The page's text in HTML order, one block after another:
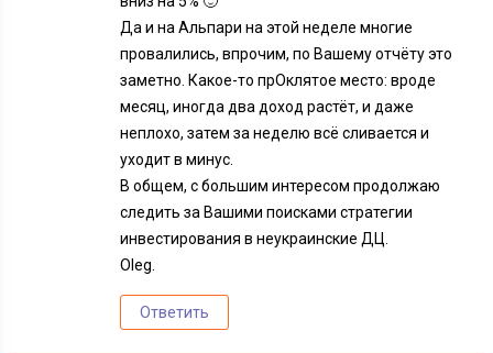
Да и на Альпари на этой неделе многие
провалились, впрочим, по Вашему отчёту это
заметно. Какое-то прОклятое место: вроде
месяц, иногда два доход растёт, и даже
неплохо, затем за неделю всё сливается и
уходит в минус.
В общем, с большим интересом продолжаю
следить за Вашими поисками стратегии
инвестирования в неукраинские ДЦ.
Oleg.
Ответить